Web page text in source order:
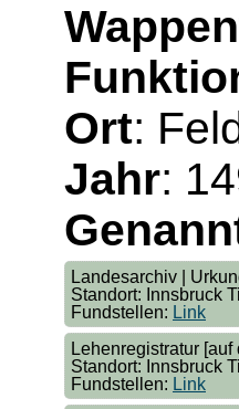
Ort:
Jahr:
Landesarchiv |
Standort: Innsbruck
Fundstellen: Link
Lehenregistratur
Standort: Innsbruck
Fundstellen: Link